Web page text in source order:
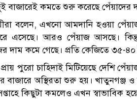
বাজারেই কমতে শুরু করেছে পেঁয়াদের
বলেন, এখনো আমদানি হওয়া
এসেছে। আরও পেঁয়াজ আসছে।
দাম কমে গেছে। প্রতি কেজিতে ৩৫-
পুরো চাহিদাই মিটিয়েছে দেশি
অস্থিরতা শুরু হয়। খাতুনগঞ্জ ও
কিছুটা কমলেও এখন স্বাভাবিক